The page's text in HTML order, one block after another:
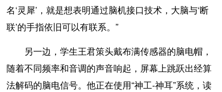
名‘灵犀’，就是想表明通过脑机接口技术，大脑与‘断
联’的手指依旧可以有联系。”
另一边，学生王君策头戴布满传感器的脑电帽，
随着不同频率和音调的声音响起，屏幕上跳跃出经算
法解码的脑电信号。他正在使用“神工-神耳”系统，读